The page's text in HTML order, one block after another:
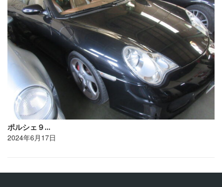
ポルシェ９…
2024年6月17日